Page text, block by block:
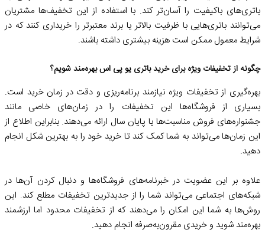
باتری‌های باکیفیت را آسان‌تر کند. با استفاده از این تخفیف‌ها مشتریان
می‌توانند باتری‌هایی با ظرفیت بالاتر یا برند معتبرتر را خریداری کنند که در
شرایط معمول ممکن است هزینه بیشتری داشته باشند.
چگونه از تخفیفات ویژه برای خرید باتری یو پی اس بهره‌مند شویم؟
بهره‌گیری از تخفیفات ویژه نیازمند برنامه‌ریزی و دقت در زمان خرید است.
بسیاری از فروشگاه‌ها این تخفیفات را در زمان‌های خاصی مانند
جشنواره‌های فروش مناسبت‌ها یا پایان سال ارائه می‌دهند. بنابراین اطلاع از
این زمان‌ها می‌تواند به شما کمک کند تا خرید خود را به بهترین شکل انجام
دهید.
علاوه بر این عضویت در خبرنامه‌های فروشگاه‌ها و دنبال کردن آن‌ها در
شبکه‌های اجتماعی می‌تواند شما را از جدیدترین تخفیفات مطلع کند. این
روش‌ها به شما این امکان را می‌دهند که از تخفیفات محدود اما ارزشمند
بهره‌مند شوید و خریدی مقرون‌به‌صرفه انجام دهید.